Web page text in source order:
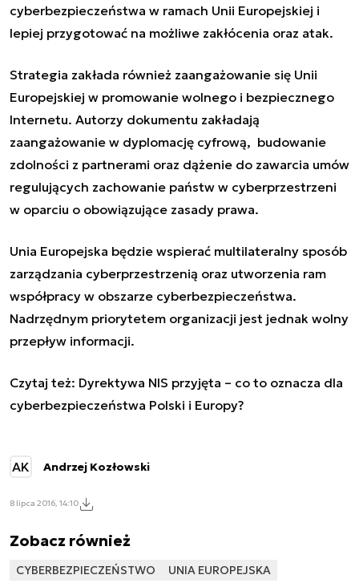
cyberbezpieczeństwa w ramach Unii Europejskiej i
lepiej przygotować na możliwe zakłócenia oraz atak.
Strategia zakłada również zaangażowanie się Unii
Europejskiej w promowanie wolnego i bezpiecznego
Internetu. Autorzy dokumentu zakładają
zaangażowanie w dyplomację cyfrową, budowanie
zdolności z partnerami oraz dążenie do zawarcia umów
regulujących zachowanie państw w cyberprzestrzeni
w oparciu o obowiązujące zasady prawa.
Unia Europejska będzie wspierać multilateralny sposób
zarządzania cyberprzestrzenią oraz utworzenia ram
współpracy w obszarze cyberbezpieczeństwa.
Nadrzędnym priorytetem organizacji jest jednak wolny
przepływ informacji.
Czytaj też: Dyrektywa NIS przyjęta – co to oznacza dla
cyberbezpieczeństwa Polski i Europy?
AK Andrzej Kozłowski
8 lipca 2016, 14:10
Zobacz również
CYBERBEZPIECZEŃSTWO UNIA EUROPEJSKA